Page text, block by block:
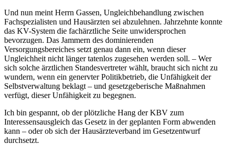
Und nun meint Herrn Gassen, Ungleichbehandlung zwischen
Fachspezialisten und Hausärzten sei abzulehnen. Jahrzehnte konnte
das KV-System die fachärztliche Seite unwidersprochen
bevorzugen. Das Jammern des dominierenden
Versorgungsbereiches setzt genau dann ein, wenn dieser
Ungleichheit nicht länger tatenlos zugesehen werden soll. – Wer
sich solche ärztlichen Standesvertreter wählt, braucht sich nicht zu
wundern, wenn ein genervter Politikbetrieb, die Unfähigkeit der
Selbstverwaltung beklagt – und gesetzgeberische Maßnahmen
verfügt, dieser Unfähigkeit zu begegnen.
Ich bin gespannt, ob der plötzliche Hang der KBV zum
Interessensausgleich das Gesetz in der geplanten Form abwenden
kann – oder ob sich der Hausärzteverband im Gesetzentwurf
durchsetzt.